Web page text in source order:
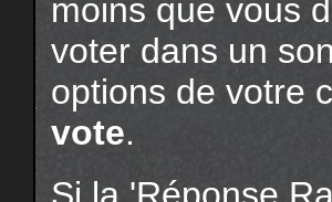
moins que vous
voter dans un
options de votre
vote.